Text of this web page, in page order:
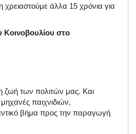
χρειαστούμε άλλα 15 χρόνια για
Κοινοβουλίου στο
ζωή των πολιτών μας. Και
παιχνιδιών,
βήμα προς την παραγωγή